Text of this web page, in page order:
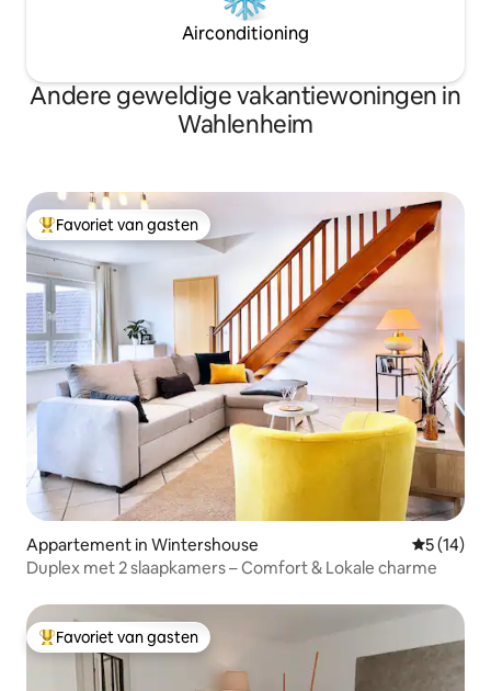
Airconditioning
Andere geweldige vakantiewoningen in
Wahlenheim
Topfavoriet van gasten
Favoriet van gasten
Appartement in Wintershouse
5 (14)
Duplex met 2 slaapkamers – Comfort & Lokale charme
Topfavoriet van gasten
Favoriet van gasten